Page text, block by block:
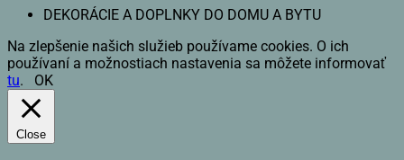
DEKORÁCIE A DOPLNKY DO DOMU A BYTU
Na zlepšenie našich služieb používame cookies. O ich
používaní a možnostiach nastavenia sa môžete informovať
tu. OK
Close